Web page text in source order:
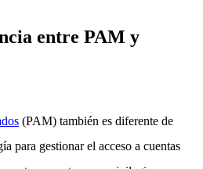
entre PAM y
(PAM) también es diferente de
para gestionar el acceso a cuentas